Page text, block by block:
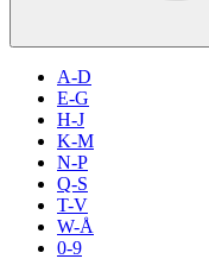
Inspirasjon
Søk
A-D
E-G
H-J
K-M
N-P
Q-S
T-V
W-Å
0-9